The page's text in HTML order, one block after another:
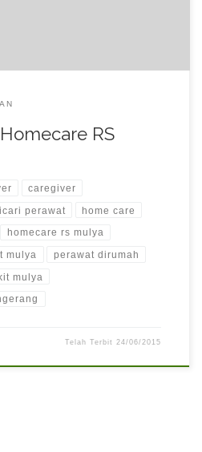
RS
caregiver
perawat home care
homecare rs mulya
mulya perawat dirumah
mulya
Telah Terbit24/06/2015